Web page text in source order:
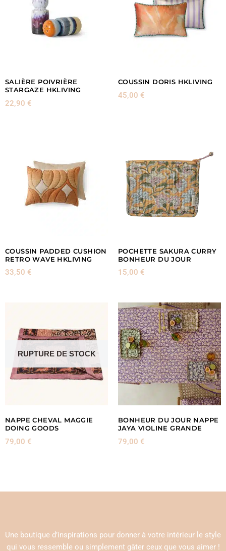
SALIÈRE POIVRIÈRE
STARGAZE HKLIVING
22,90 €
COUSSIN DORIS HKLIVING
45,00 €
COUSSIN PADDED CUSHION
RETRO WAVE HKLIVING
33,50 €
POCHETTE SAKURA CURRY
BONHEUR DU JOUR
15,00 €
RUPTURE DE STOCK
NAPPE CHEVAL MAGGIE
DOING GOODS
79,00 €
BONHEUR DU JOUR NAPPE
JAYA VIOLINE GRANDE
79,00 €
Une boutique d’inspirations pour donner à votre intérieur le style
qui vous ressemble ou simplement gâter ceux que vous aimer !